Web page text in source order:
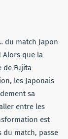
du match Japon
Alors que la
de Fujita
les Japonais
sa
entre les
est
du match, passe